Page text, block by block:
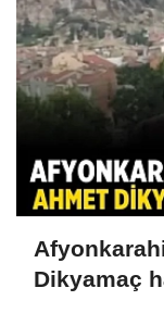
Dikyamaç